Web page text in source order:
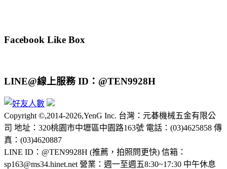
Facebook Like Box
LINE@線上服務 ID：@TEN9928H
Copyright ©,2014-2026,YenG Inc. 台灣：元碁機械五金有限公
司 地址：320桃園市中壢區中園路163號 電話：(03)4625858 傳
真：(03)4620887
LINE ID：@TEN9928H (推薦，拍照問更快) 信箱：
sp163@ms34.hinet.net 營業：週一至週五8:30~17:30 中午休息